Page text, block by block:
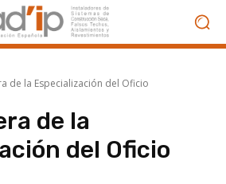
de la Especialización del Oficio
de la
del Oficio